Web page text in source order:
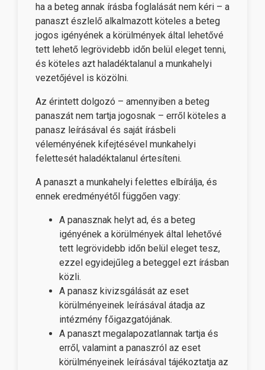
ha a beteg annak írásba foglalását nem kéri – a
panaszt észlelő alkalmazott köteles a beteg
jogos igényének a körülmények által lehetővé
tett lehető legrövidebb időn belül eleget tenni,
és köteles azt haladéktalanul a munkahelyi
vezetőjével is közölni.
Az érintett dolgozó – amennyiben a beteg
panaszát nem tartja jogosnak – erről köteles a
panasz leírásával és saját írásbeli
véleményének kifejtésével munkahelyi
felettesét haladéktalanul értesíteni.
A panaszt a munkahelyi felettes elbírálja, és
ennek eredményétől függően vagy:
A panasznak helyt ad, és a beteg
igényének a körülmények által lehetővé
tett legrövidebb időn belül eleget tesz,
ezzel egyidejűleg a beteggel ezt írásban
közli.
A panasz kivizsgálását az eset
körülményeinek leírásával átadja az
intézmény főigazgatójának.
A panaszt megalapozatlannak tartja és
erről, valamint a panaszról az eset
körülményeinek leírásával tájékoztatja az